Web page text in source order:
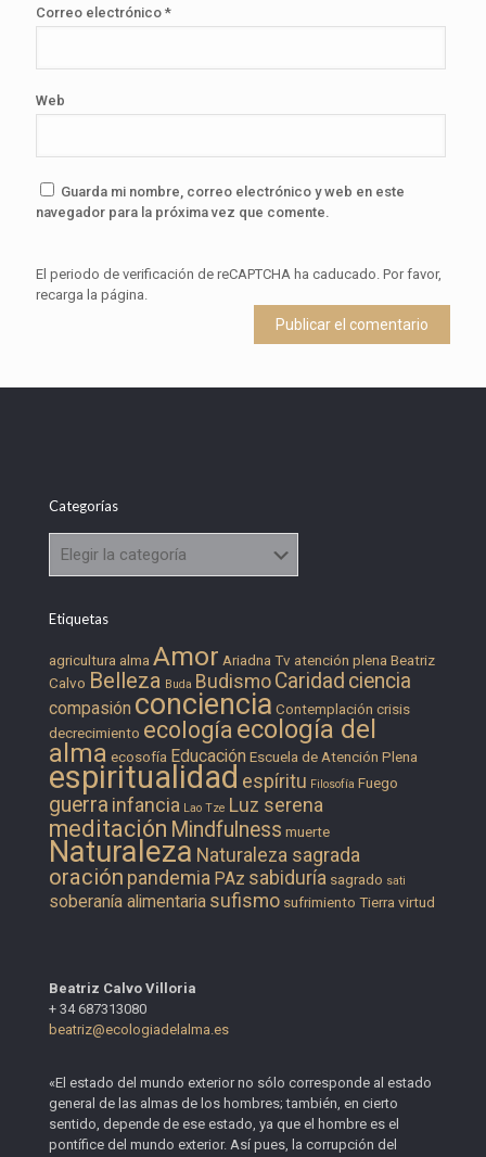
Correo electrónico *
Web
Guarda mi nombre, correo electrónico y web en este
navegador para la próxima vez que comente.
El periodo de verificación de reCAPTCHA ha caducado. Por favor,
recarga la página.
Categorías
Etiquetas
agricultura alma Amor Ariadna Tv atención plena Beatriz
Calvo Belleza Buda Budismo Caridad ciencia
compasión conciencia Contemplación crisis
decrecimiento ecología ecología del
alma ecosofía Educación Escuela de Atención Plena
espiritualidad espíritu Filosofía Fuego
guerra infancia Lao Tze Luz serena
meditación Mindfulness muerte
Naturaleza Naturaleza sagrada
oración pandemia PAz sabiduría sagrado sati
soberanía alimentaria sufismo sufrimiento Tierra virtud
Beatriz Calvo Villoria
+ 34 687313080
beatriz@ecologiadelalma.es
«El estado del mundo exterior no sólo corresponde al estado
general de las almas de los hombres; también, en cierto
sentido, depende de ese estado, ya que el hombre es el
pontífice del mundo exterior. Así pues, la corrupción del